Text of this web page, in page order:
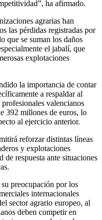
ha afirmado.
agrarias han
las pérdidas registradas por
que se suman los daños
el jabalí, que
explotaciones
la importancia de contar
a respaldar al
valencianos
392 millones de euros, lo
al ejercicio anterior.
reforzar distintas líneas
y explotaciones
de respuesta ante situaciones
preocupación por los
internacionales
sector agrario europeo, al
deben competir en